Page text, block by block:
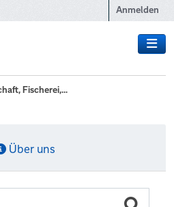
Anmelden
Fischerei,...
Über uns